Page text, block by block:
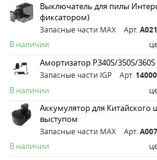
Выключатель для пилы
фиксатором)
Запасные части MAX Арт.
В наличии
Амортизатор Р340S/350S/
Запасные части IGP Арт.
В наличии
Аккумулятор для Китайского
выступом
Запасные части MAX Арт.
В наличии